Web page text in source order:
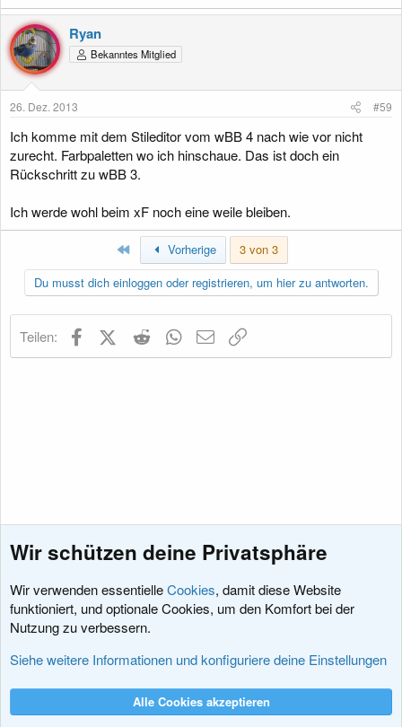
Ryan
Bekanntes Mitglied
26. Dez. 2013 #59
Ich komme mit dem Stileditor vom wBB 4 nach wie vor nicht
zurecht. Farbpaletten wo ich hinschaue. Das ist doch ein
Rückschritt zu wBB 3.
Ich werde wohl beim xF noch eine weile bleiben.
Erste Vorherige
3 von 3
Du musst dich einloggen oder registrieren, um hier zu antworten.
Teilen: FacebookX (Twitter)
Reddit WhatsApp
E-Mail
Fragen vor dem Kauf
Nutzungsbedingungen Datenschutz
Wir schützen deine Privatsphäre
Wir verwenden essentielleCookies, damit diese Website
funktioniert, und optionale Cookies, um den Komfort bei der
Nutzung zu verbessern.
Siehe weitere Informationen und konfiguriere deine Einstellungen
Alle Cookies akzeptieren